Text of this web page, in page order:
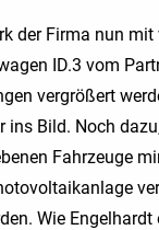
der Firma nun mit
ID.3 vom
vergrößert
ins Bild. Noch
Fahrzeuge
Wie Engelhardt